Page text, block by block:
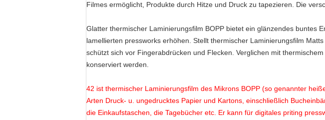
Filmes ermöglicht, Produkte durch Hitze und Druck zu tapezieren. Die
Glatter thermischer Laminierungsfilm BOPP bietet ein glänzendes buntes
lamellierten pressworks erhöhen. Stellt thermischer Laminierungsfilm
schützt sich vor Fingerabdrücken und Flecken. Verglichen mit
konserviert werden.
42 ist thermischer Laminierungsfilm des Mikrons BOPP (so genannter
Arten Druck- u. ungedrucktes Papier und Kartons, einschließlich
die Einkaufstaschen, die Tagebücher etc. Er kann für digitales priting